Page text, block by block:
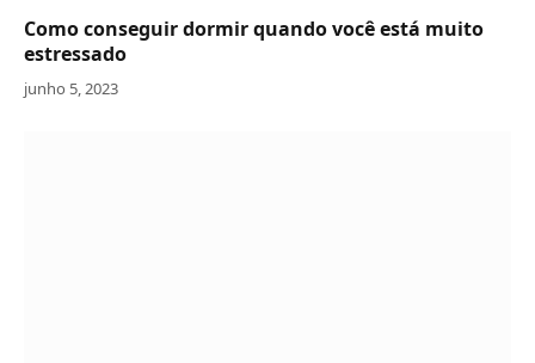
Como conseguir dormir quando você está muito
estressado
junho 5, 2023